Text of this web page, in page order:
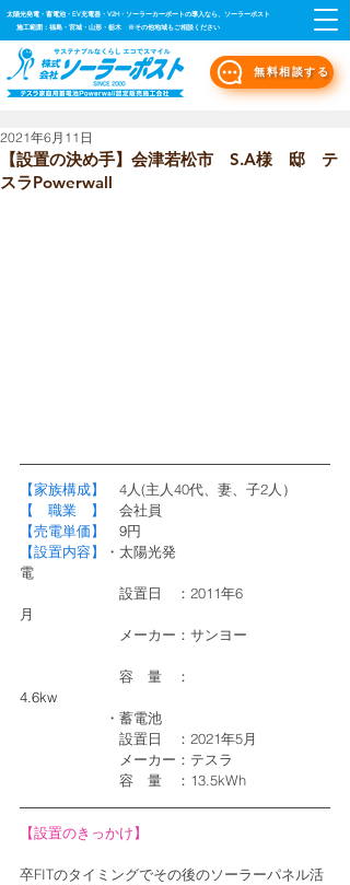
無料相談する
太陽光発電・蓄電池・EV充電器・V2H・ソーラーカーポートの導入なら、ソーラーポスト
施工範囲：福島・宮城・山形・栃木 ※その他地域もご相談ください
【設置の決め手】会津若松市 S.A様 邸 テ
スラPowerwall
2021年6月11日
【家族構成】
4人(主人40代、妻、子2人）
【　職業　】 会社員
【売電単価】 9円
【設置内容】
・太陽光発
電
設置日　：2011年6
月
メーカー：サンヨー
容　量　：
4.6kw
・蓄電池
設置日　：2021年5月
メーカー：テスラ
容　量　：13.5kWh
【設置のきっかけ】
卒FITのタイミングでその後のソーラーパネル活